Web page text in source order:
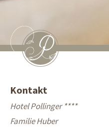
Kontakt
Hotel Pollinger ****
Familie Huber